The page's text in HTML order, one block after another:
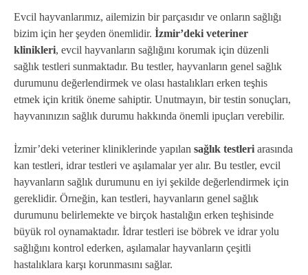
Evcil hayvanlarımız, ailemizin bir parçasıdır ve onların sağlığı
bizim için her şeyden önemlidir. İzmir’deki veteriner
klinikleri, evcil hayvanların sağlığını korumak için düzenli
sağlık testleri sunmaktadır. Bu testler, hayvanların genel sağlık
durumunu değerlendirmek ve olası hastalıkları erken teşhis
etmek için kritik öneme sahiptir. Unutmayın, bir testin sonuçları,
hayvanınızın sağlık durumu hakkında önemli ipuçları verebilir.
İzmir’deki veteriner kliniklerinde yapılan sağlık testleri arasında
kan testleri, idrar testleri ve aşılamalar yer alır. Bu testler, evcil
hayvanların sağlık durumunu en iyi şekilde değerlendirmek için
gereklidir. Örneğin, kan testleri, hayvanların genel sağlık
durumunu belirlemekte ve birçok hastalığın erken teşhisinde
büyük rol oynamaktadır. İdrar testleri ise böbrek ve idrar yolu
sağlığını kontrol ederken, aşılamalar hayvanların çeşitli
hastalıklara karşı korunmasını sağlar.